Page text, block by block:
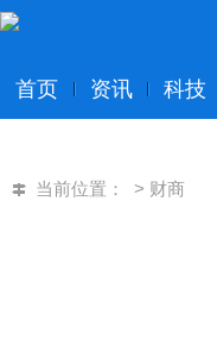
首页 资讯 科技
当前位置： > 财商